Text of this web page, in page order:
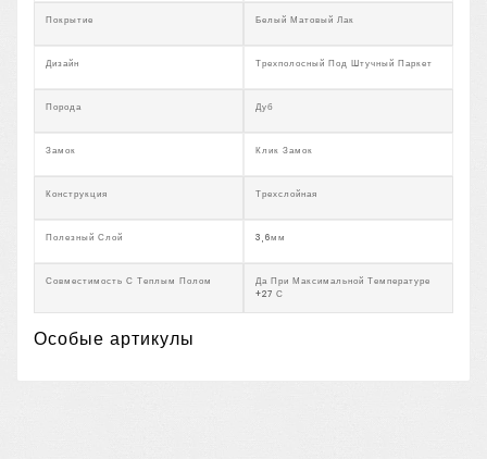
Покрытие Белый Матовый Лак
Дизайн Трехполосный Под Штучный Паркет
Порода Дуб
Замок Клик Замок
Конструкция Трехслойная
Полезный Слой 3,6мм
Совместимость С Теплым Полом
Да При Максимальной Температуре
+27 С
Особые артикулы